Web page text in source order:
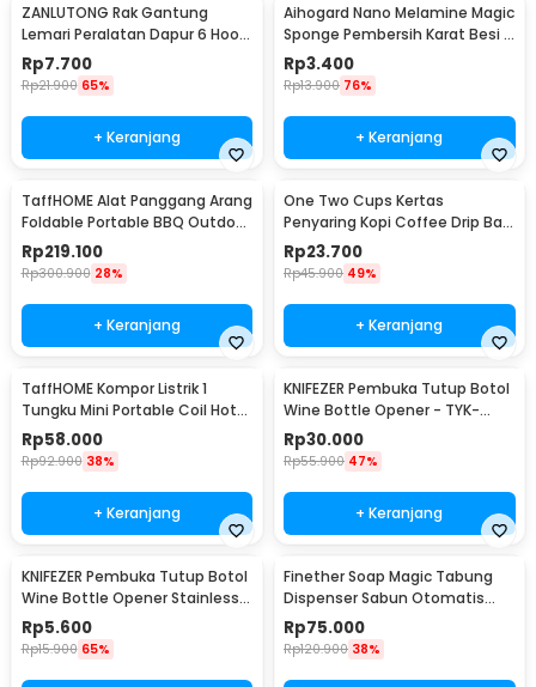
ZANLUTONG Rak Gantung
Lemari Peralatan Dapur 6 Hook
Besi - 2137
Rp7.700
Rp21.900 65%
+ Keranjang
Aihogard Nano Melamine Magic
Sponge Pembersih Karat Besi -
CW62
Rp3.400
Rp13.900 76%
+ Keranjang
TaffHOME Alat Panggang Arang
Foldable Portable BBQ Outdoor
Grill Stove - HWSK77
Rp219.100
Rp300.900 28%
+ Keranjang
One Two Cups Kertas
Penyaring Kopi Coffee Drip Bag
Paper Filter 50PCS - T111
Rp23.700
Rp45.900 49%
+ Keranjang
TaffHOME Kompor Listrik 1
Tungku Mini Portable Coil Hot
Plate 500W - C1-1000-03
Rp58.000
Rp92.900 38%
+ Keranjang
KNIFEZER Pembuka Tutup Botol
Wine Bottle Opener - TYK-
074B
Rp30.000
Rp55.900 47%
+ Keranjang
KNIFEZER Pembuka Tutup Botol
Wine Bottle Opener Stainless
Steel - WS01
Rp5.600
Rp15.900 65%
Finether Soap Magic Tabung
Dispenser Sabun Otomatis
400ml - AD-03
Rp75.000
Rp120.900 38%